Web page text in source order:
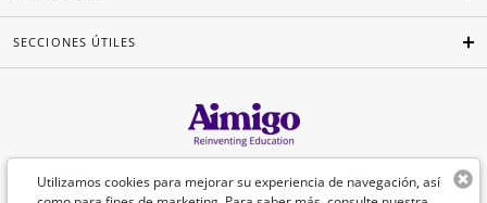
Utilizamos cookies para mejorar su experiencia de navegación, así
SECCIONES ÚTILES
Español